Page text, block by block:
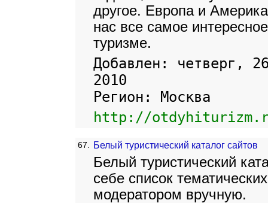
другое. Европа и
нас все самое
туризме.
Добавлен: четверг,
2010
Регион: Москва
http://
67. Белый туристический каталог сайтов
Белый туристический
себе список
модератором вручную.